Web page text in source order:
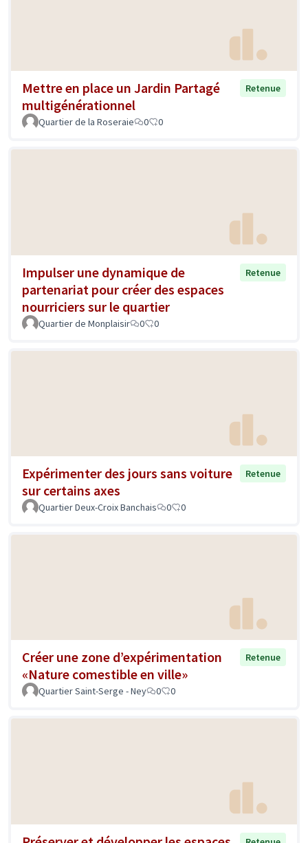
Mettre en place un Jardin Partagé
multigénérationnel
Retenue
Quartier de la Roseraie 0 0
Impulser une dynamique de
partenariat pour créer des espaces
nourriciers sur le quartier
Retenue
Quartier de Monplaisir 0 0
Expérimenter des jours sans voiture
sur certains axes
Retenue
Quartier Deux-Croix Banchais 0 0
Créer une zone d’expérimentation
«Nature comestible en ville»
Retenue
Quartier Saint-Serge - Ney 0 0